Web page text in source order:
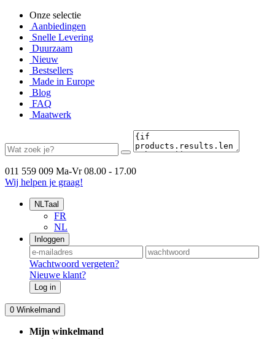
Onze selectie
Aanbiedingen
Snelle Levering
Duurzaam
Nieuw
Bestsellers
Made in Europe
Blog
FAQ
Maatwerk
011 559 009 Ma-Vr 08.00 - 17.00
Wij helpen je graag!
NLTaal
FR
NL
Inloggen
Wachtwoord vergeten?
Nieuwe klant?
Log in
0 Winkelmand
Mijn winkelmand